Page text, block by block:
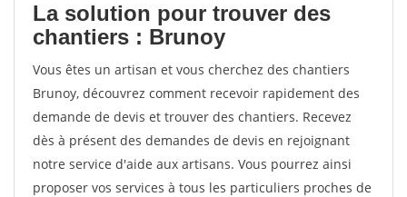
La solution pour trouver des
chantiers : Brunoy
Vous êtes un artisan et vous cherchez des chantiers
Brunoy, découvrez comment recevoir rapidement des
demande de devis et trouver des chantiers. Recevez
dès à présent des demandes de devis en rejoignant
notre service d'aide aux artisans. Vous pourrez ainsi
proposer vos services à tous les particuliers proches de